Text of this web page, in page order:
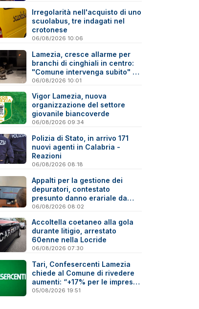
Irregolarità nell'acquisto di uno
scuolabus, tre indagati nel
crotonese
06/08/2026 10:06
Lamezia, cresce allarme per
branchi di cinghiali in centro:
"Comune intervenga subito" -
Video
06/08/2026 10:01
Vigor Lamezia, nuova
organizzazione del settore
giovanile biancoverde
06/08/2026 09:34
Polizia di Stato, in arrivo 171
nuovi agenti in Calabria -
Reazioni
06/08/2026 08:18
Appalti per la gestione dei
depuratori, contestato
presunto danno erariale da
600mila euro
06/08/2026 08:02
Accoltella coetaneo alla gola
durante litigio, arrestato
60enne nella Locride
06/08/2026 07:30
Tari, Confesercenti Lamezia
chiede al Comune di rivedere
aumenti: “+17% per le imprese
è troppo”
05/08/2026 19:51